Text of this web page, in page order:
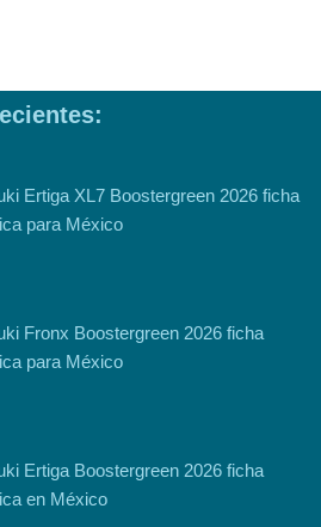
Ertiga XL7 Boostergreen 2026 ficha
para México
Fronx Boostergreen 2026 ficha
para México
Ertiga Boostergreen 2026 ficha
en México